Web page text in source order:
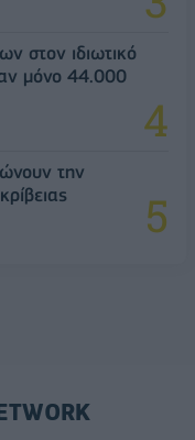
στον ιδιωτικό
μόνο 44.000
την